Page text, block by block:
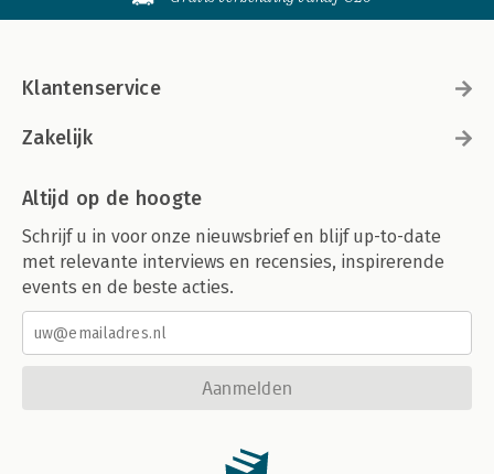
Klantenservice
Zakelijk
Altijd op de hoogte
Schrijf u in voor onze nieuwsbrief en blijf up-to-date
met relevante interviews en recensies, inspirerende
events en de beste acties.
Aanmelden